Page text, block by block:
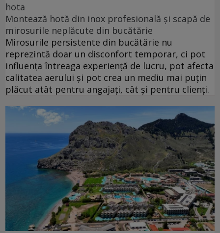
hota
Montează hotă din inox profesională și scapă de
mirosurile neplăcute din bucătărie
Mirosurile persistente din bucătărie nu
reprezintă doar un disconfort temporar, ci pot
influența întreaga experiență de lucru, pot afecta
calitatea aerului și pot crea un mediu mai puțin
plăcut atât pentru angajați, cât și pentru clienți.